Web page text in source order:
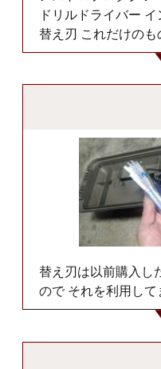
ドリルドライバー
替え刃 これだけの
替え刃は以前購入し
ので それを利用して